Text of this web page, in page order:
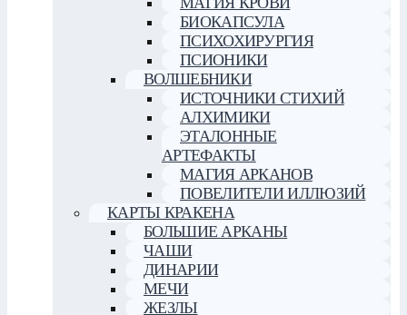
БИОКАПСУЛА
ПСИХОХИРУРГИЯ
ПСИОНИКИ
ВОЛШЕБНИКИ
ИСТОЧНИКИ СТИХИЙ
АЛХИМИКИ
ЭТАЛОННЫЕ
АРТЕФАКТЫ
МАГИЯ АРКАНОВ
ПОВЕЛИТЕЛИ ИЛЛЮЗИЙ
КАРТЫ КРАКЕНА
БОЛЬШИЕ АРКАНЫ
ЧАШИ
ДИНАРИИ
МЕЧИ
ЖЕЗЛЫ